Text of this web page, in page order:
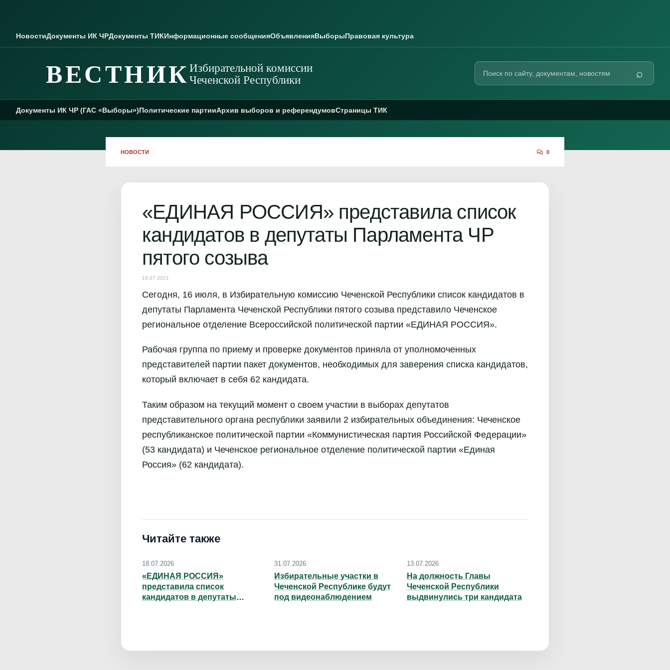
НовостиДокументы ИК ЧРДокументы ТИКИнформационные сообщенияОбъявленияВыборыПравовая культура
ВЕСТНИК Избирательной комиссии
Чеченской Республики
Поиск
сайту
⌕
Документы ИК ЧР (ГАС «Выборы»)Политические партииАрхив выборов и референдумовСтраницы ТИК
НОВОСТИ 0
«ЕДИНАЯ РОССИЯ» представила список
кандидатов в депутаты Парламента ЧР
пятого созыва
16.07.2021
Сегодня, 16 июля, в Избирательную комиссию Чеченской Республики список кандидатов в
депутаты Парламента Чеченской Республики пятого созыва представило Чеченское
региональное отделение Всероссийской политической партии «ЕДИНАЯ РОССИЯ».
Рабочая группа по приему и проверке документов приняла от уполномоченных
представителей партии пакет документов, необходимых для заверения списка кандидатов,
который включает в себя 62 кандидата.
Таким образом на текущий момент о своем участии в выборах депутатов
представительного органа республики заявили 2 избирательных объединения: Чеченское
республиканское политической партии «Коммунистическая партия Российской Федерации»
(53 кандидата) и Чеченское региональное отделение политической партии «Единая
Россия» (62 кандидата).
Читайте также
18.07.2026
«ЕДИНАЯ РОССИЯ»
представила список
кандидатов в депутаты
31.07.2026
Избирательные участки в
Чеченской Республике будут
под видеонаблюдением
13.07.2026
На должность Главы
Чеченской Республики
выдвинулись три кандидата